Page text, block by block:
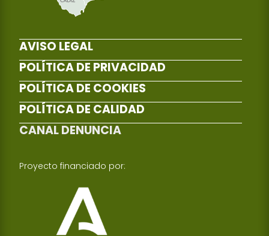
AVISO LEGAL
POLÍTICA DE PRIVACIDAD
POLÍTICA DE COOKIES
POLÍTICA DE CALIDAD
CANAL DENUNCIA
Proyecto financiado por: